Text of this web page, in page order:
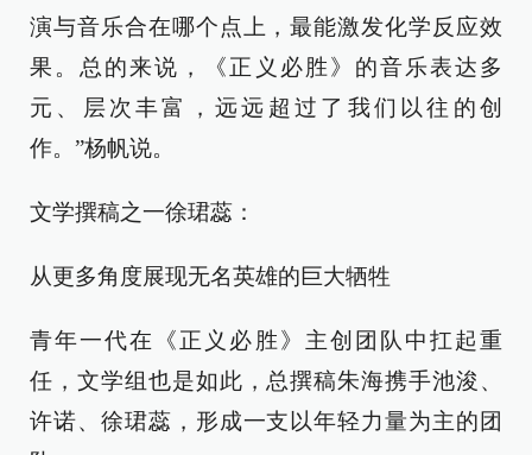
演与音乐合在哪个点上，最能激发化学反应效
果。总的来说，《正义必胜》的音乐表达多
元、层次丰富，远远超过了我们以往的创
作。”杨帆说。
文学撰稿之一徐珺蕊：
从更多角度展现无名英雄的巨大牺牲
青年一代在《正义必胜》主创团队中扛起重
任，文学组也是如此，总撰稿朱海携手池浚、
许诺、徐珺蕊，形成一支以年轻力量为主的团